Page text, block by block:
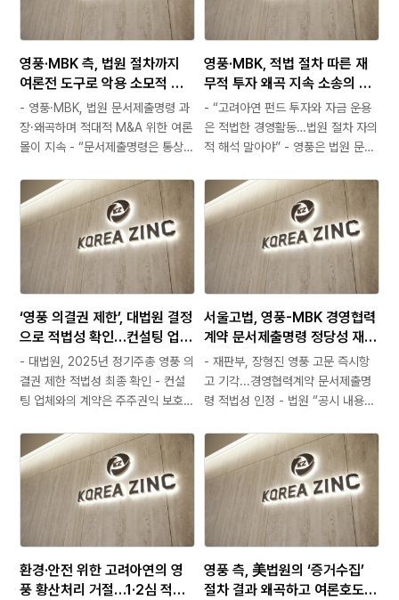
고려아연 사외이사 4인의 사임과…
절차마저 고려아연에 대한 적대적
M&A의 수단으로…
영풍·MBK 측, 법원 절차까지
여론전 도구로 악용 소모적 공
방에 신뢰 잃어…“사법 절차 왜
곡 중단해야”
- 영풍·MBK, 법원 문서제출명령 과
장·왜곡하며 적대적 M&A 위한 여론
몰이 지속 - “문서제출명령은 통상적
이나 법적 판단 아냐” - 고려아연
“근거 없는 의혹 제기 중단하고 본질
적 과제 해결에 집중해야” 영풍
·MBK가 환경오염 문제와 홈플러스
사태 등 스스로 해결해야…
영풍·MBK, 적법 절차 따른 재
무적 투자 왜곡 지속 소송의 통
상적 절차마다 소모적 주장 반
복…적대적 M&A 공세에만 몰
두
- “고려아연 펀드 투자와 자금 운용
은 적법한 경영활동…법원 절차 자의
적 해석 말아야” - 영풍은 법원 문서
사태 외면한 채 적대적 M&A 집중
MBK와 함께 고려아연에 대한 적대
적 M&A를 시도하고 있는 영풍이 스
스로 제기한 각종 소송…
‘영풍 의결권 제한’, 대법원 결정
으로 적법성 확인…컨설팅 업체
와 정상 계약마저 호도
- 대법원, 2025년 정기주총 영풍 의
결권 제한 적법성 최종 확인 - 컨설
팅 업체와의 계약은 주주권익 보호·
동 - 영풍·MBK, 법원 명령에도 경영
협력계약 제출 거부…시장과 주주들
의혹 증폭 - 고려아연 "적대적 M&A
위한 왜곡 중단하고 기업가치·주주가
서울고법, 영풍-MBK 경영협력
계약 문서제출명령 정당성 재확
인 ‘콜옵션 계약’ 영풍 주주가치
훼손 의혹 규명 진전되나
- 재판부, 장형진 영풍 고문 즉시항
고 기각...경영협력계약 문서제출명
령 적법성 인정 - 법원 “공시 내용으
혀졌다고 단정키 어려워” - 재판부
“계약서 제출거부, 주주평등원칙 어
긋나는 차별적 행위”…정당한 감시권
한 인정 KZ정밀(케이젯정밀)은
MBK파트너스가 설립한 특수목적법
인(SPC) 한국기업투자홀딩스, 영풍,
환경·안전 위한 고려아연의 영
풍 황산처리 거절…1·2심 적법
영풍 측, 美법원의 ‘증거수집’
절차 결과 왜곡하고 여론호도